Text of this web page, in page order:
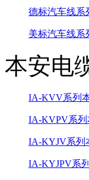
德标汽车线系
美标汽车线系
本安电
IA-KVV系列
IA-KVPV系列
IA-KYJV系列
IA-KYJPV系